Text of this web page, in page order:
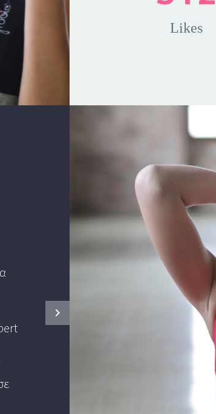
Likes
Το
8η στην Ελλάδα
Το πρώτο
Μέλος του
Πιστοποίηση
Πιστοποίηση